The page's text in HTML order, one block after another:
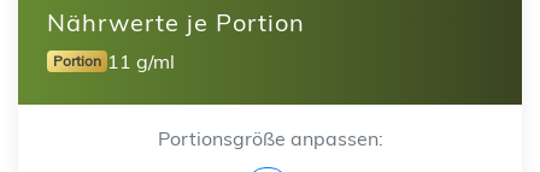
Nährwerte je Portion
Portion 11 g/ml
Portionsgröße anpassen: